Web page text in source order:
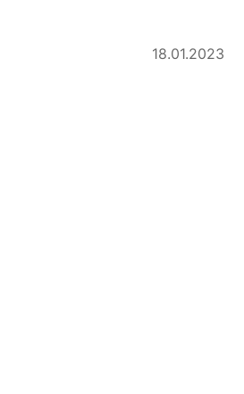
18.01.2023